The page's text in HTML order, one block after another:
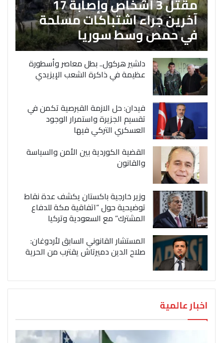
آخرين جراء اشتباكات مسلحة
في حمص وسط سوريا
دلشير هركول.. بطل معاصر وأسطورة
عظيمة في ذاكرة الشعب الإيزيدي
فيدان: حل الازمة القبرصية تكمن في
تقسيم الجزيرة واستمرار الوجود
العسكري التركي فيها
القضية الكوردية بين الأمن والسياسة
والقانون
وزير خارجية باكستان يكشف عدة نقاط
توضيحية حول “اتفاقية مكة للدفاع
المشترك” مع السعودية وتركيا
المستشار القانوني السابق لأردوغان:
صلاح الدين دميرتاش يقترب من الحرية
اخبار عالمية